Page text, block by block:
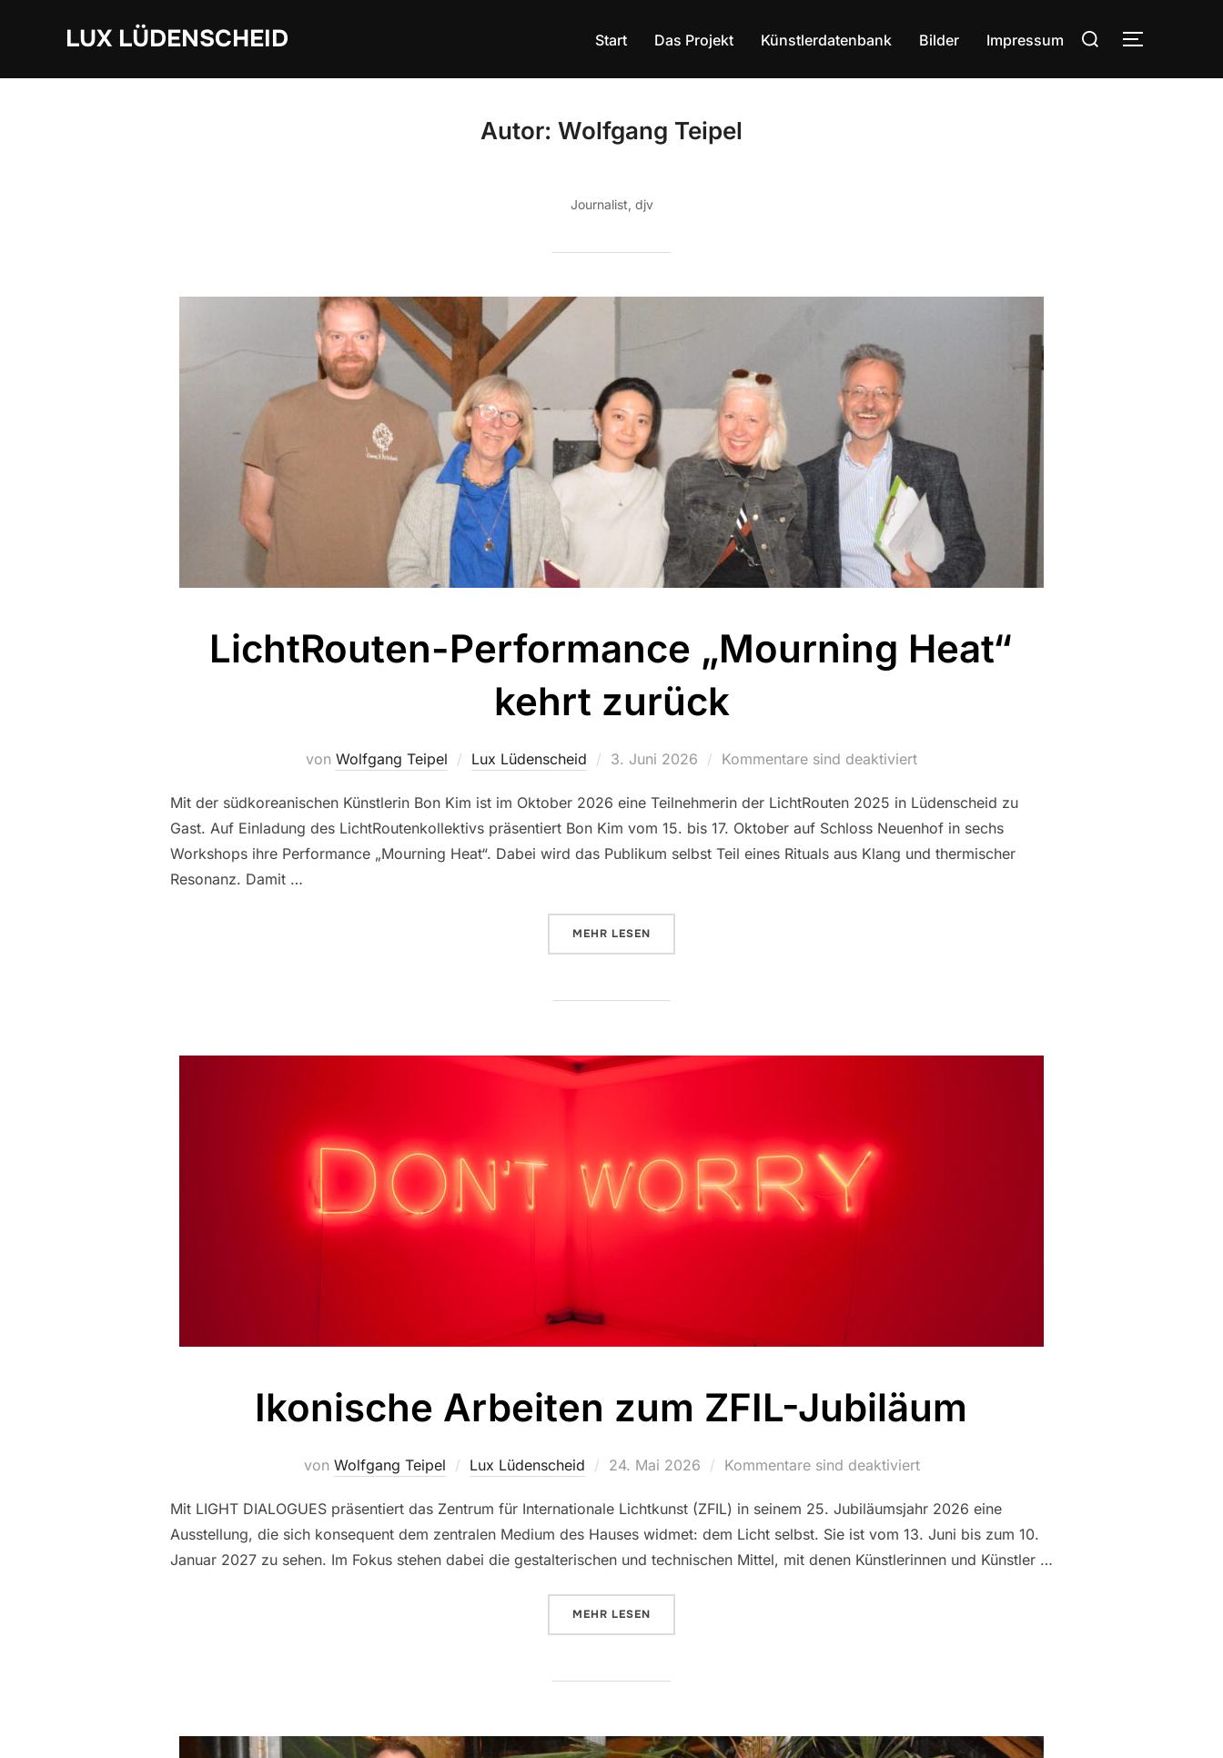
LUX LÜDENSCHEID Start Das Projekt Künstlerdatenbank Bilder Impressum
Suchen
Autor: Wolfgang Teipel
Journalist, djv
LichtRouten-Performance „Mourning Heat“
kehrt zurück
von Wolfgang Teipel Lux Lüdenscheid
Veröffentlicht
3. Juni 2026 Kommentare sind deaktiviert
Mit der südkoreanischen Künstlerin Bon Kim ist im Oktober 2026 eine Teilnehmerin der LichtRouten 2025 in Lüdenscheid zu
Gast. Auf Einladung des LichtRoutenkollektivs präsentiert Bon Kim vom 15. bis 17. Oktober auf Schloss Neuenhof in sechs
Workshops ihre Performance „Mourning Heat“. Dabei wird das Publikum selbst Teil eines Rituals aus Klang und thermischer
Resonanz. Damit …
MEHR ÜBER „LICHTROUTEN-PERFORMANCE „MOURNING HEAT“ KEHRT ZURÜCK“
LESEN
Ikonische Arbeiten zum ZFIL-Jubiläum
von Wolfgang Teipel Lux Lüdenscheid
Veröffentlicht
24. Mai 2026 Kommentare sind deaktiviert
Mit LIGHT DIALOGUES präsentiert das Zentrum für Internationale Lichtkunst (ZFIL) in seinem 25. Jubiläumsjahr 2026 eine
Ausstellung, die sich konsequent dem zentralen Medium des Hauses widmet: dem Licht selbst. Sie ist vom 13. Juni bis zum 10.
Januar 2027 zu sehen. Im Fokus stehen dabei die gestalterischen und technischen Mittel, mit denen Künstlerinnen und Künstler …
MEHR ÜBER „IKONISCHE ARBEITEN ZUM ZFIL-JUBILÄUM“
LESEN